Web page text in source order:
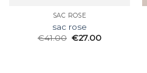
SAC ROSE
sac rose
€41.00 €27.00